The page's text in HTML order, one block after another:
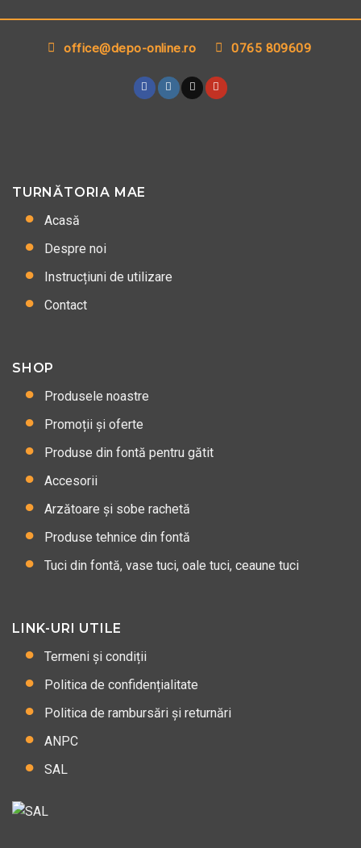
office@depo-online.ro 0765 809609
TURNĂTORIA MAE
Acasă
Despre noi
Instrucțiuni de utilizare
Contact
SHOP
Produsele noastre
Promoții și oferte
Produse din fontă pentru gătit
Accesorii
Arzătoare și sobe rachetă
Produse tehnice din fontă
Tuci din fontă, vase tuci, oale tuci, ceaune tuci
LINK-URI UTILE
Termeni și condiții
Politica de confidențialitate
Politica de rambursări și returnări
ANPC
SAL